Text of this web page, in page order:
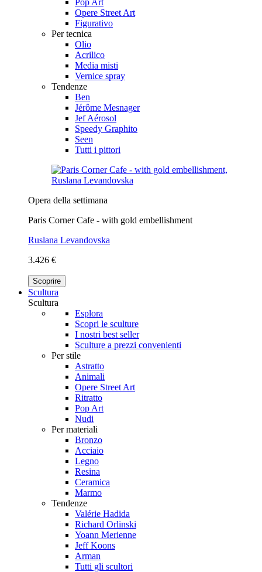
Opere Street Art
Figurativo
Per tecnica
Olio
Acrilico
Media misti
Vernice spray
Tendenze
Ben
Jérôme Mesnager
Jef Aérosol
Speedy Graphito
Seen
Tutti i pittori
Opera della settimana
Paris Corner Cafe - with gold embellishment
Ruslana Levandovska
3.426 €
Scoprire
Scultura
Scultura
Esplora
Scopri le sculture
I nostri best seller
Sculture a prezzi convenienti
Per stile
Astratto
Animali
Opere Street Art
Ritratto
Pop Art
Nudi
Per materiali
Bronzo
Acciaio
Legno
Resina
Ceramica
Marmo
Tendenze
Valérie Hadida
Richard Orlinski
Yoann Merienne
Jeff Koons
Arman
Tutti gli scultori